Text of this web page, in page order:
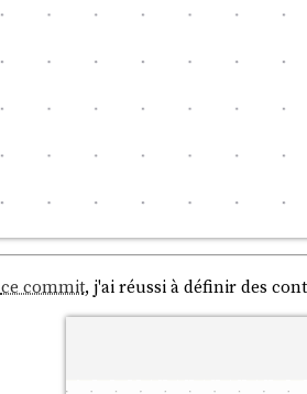
ce commit, j'ai réussi à définir des